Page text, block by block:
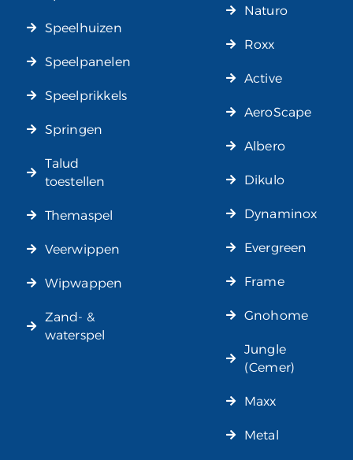
Speelhuizen
Speelpanelen
Speelprikkels
Springen
Talud
toestellen
Themaspel
Veerwippen
Wipwappen
Zand- &
waterspel
Naturo
Roxx
Active
AeroScape
Albero
Dikulo
Dynaminox
Evergreen
Frame
Gnohome
Jungle
(Cemer)
Maxx
Metal